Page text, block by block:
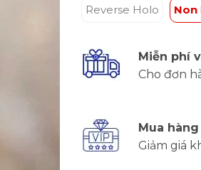
Reverse Holo Non
Miễn phí
Cho đơn
Mua
Giảm giá